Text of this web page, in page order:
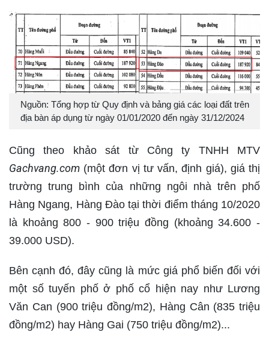
Nguồn: Tổng hợp từ Quy định và bảng giá các loại đất trên
địa bàn áp dụng từ ngày 01/01/2020 đến ngày 31/12/2024
Cũng theo khảo sát từ Công ty TNHH MTV
Gachvang.com (một đơn vị tư vấn, định giá), giá thị
trường trung bình của những ngôi nhà trên phố
Hàng Ngang, Hàng Đào tại thời điểm tháng 10/2020
là khoảng 800 - 900 triệu đồng (khoảng 34.600 -
39.000 USD).
Bên cạnh đó, đây cũng là mức giá phổ biến đối với
một số tuyến phố ở phố cổ hiện nay như Lương
Văn Can (900 triệu đồng/m2), Hàng Cân (835 triệu
đồng/m2) hay Hàng Gai (750 triệu đồng/m2)...